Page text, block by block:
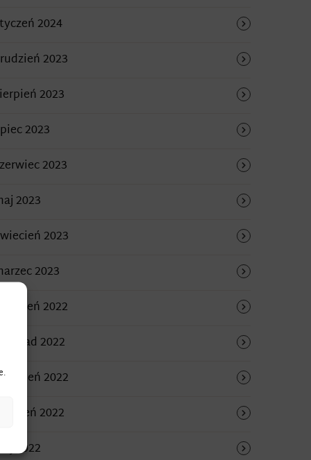
2024
2023
2023
2023
2023
2023
2023
2023
grudzień 2022
2022
2022
sierpień 2022
2022